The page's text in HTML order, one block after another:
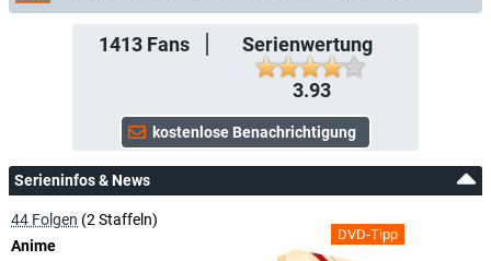
1413Fans
Serienwertung
3.93
Serieninfos & News
DVD-Tipp
44 Folgen (2 Staffeln)
Anime